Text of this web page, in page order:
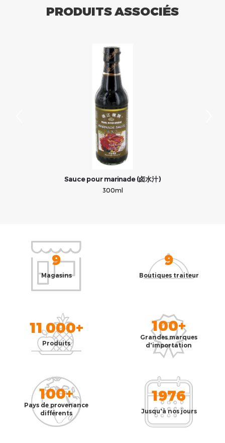
PRODUITS ASSOCIÉS
Sauce pour marinade (卤水汁)
300ml
9
Magasins
9
Boutiques traiteur
11 000+
Produits
100+
Grandes marques
d'importation
100+
Pays de provenance
différents
1976
Jusqu'à nos jours